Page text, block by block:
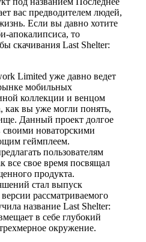
вас предводителем людей,
Если вы давно хотите
апокалипсиса, то
скачивания Last Shelter:
Limited уже давно ведет
мобильных
коллекции и венцом
как вы уже могли понять,
Данный проект долгое
своими новаторскими
геймплеем.
пользователям
все свое время посвящал
продукта.
стал выпуск
рассматриваемого
название Last Shelter:
в себе глубокий
окружение.